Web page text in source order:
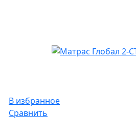
В избранное
Сравнить